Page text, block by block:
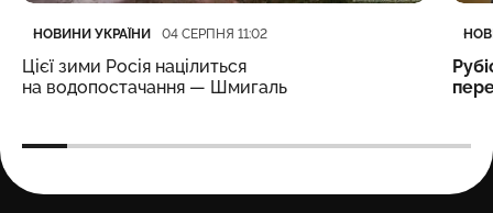
Категорія
НОВИНИ УКРАЇНИ
Дата публікації 04 СЕРПНЯ 11:02
Цієї зими Росія націлиться
на водопостачання — Шмигаль